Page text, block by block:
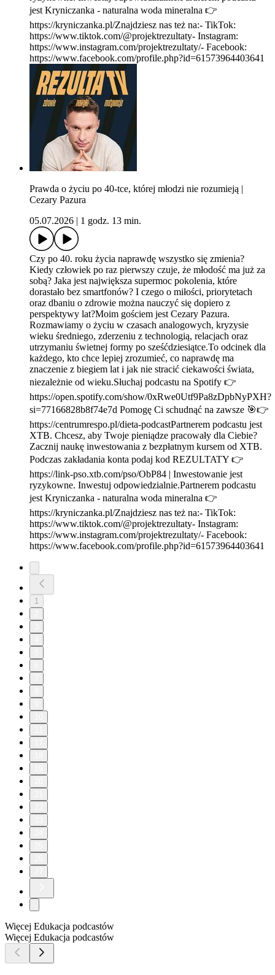
jest Kryniczanka - naturalna woda mineralna 👉
https://kryniczanka.pl/Znajdziesz nas też na:- TikTok:
https://www.tiktok.com/@projektrezultaty- Instagram:
https://www.instagram.com/projektrezultaty/- Facebook:
https://www.facebook.com/profile.php?id=61573964403641
Prawda o życiu po 40-tce, której młodzi nie rozumieją |
Cezary Pazura
05.07.2026
1 godz. 13 min.
Czy po 40. roku życia naprawdę wszystko się zmienia?
Kiedy człowiek po raz pierwszy czuje, że młodość ma już za
sobą? Jaka jest największa supermoc pokolenia, które
dorastało bez smartfonów? I czego o miłości, priorytetach
oraz dbaniu o zdrowie można nauczyć się dopiero z
perspektywy lat?Moim gościem jest Cezary Pazura.
Rozmawiamy o życiu w czasach analogowych, kryzysie
wieku średniego, zderzeniu z technologią, relacjach oraz
utrzymaniu świetnej formy po sześćdziesiątce.To odcinek dla
każdego, kto chce lepiej zrozumieć, co naprawdę ma
znaczenie z biegiem lat i jak nie stracić ciekawości świata,
niezależnie od wieku.Słuchaj podcastu na Spotify 👉
https://open.spotify.com/show/0xRwe0Utf9Pa8zDpbNyPXH?
si=77166828b8f74e7d Pomogę Ci schudnąć na zawsze 🎯👉
https://centrumrespo.pl/dieta-podcastPartnerem podcastu jest
XTB. Chcesz, aby Twoje pieniądze pracowały dla Ciebie?
Zacznij naukę inwestowania z bezpłatnym kursem od XTB.
Podczas zakładania konta podaj kod REZULTATY 👉
https://link-pso.xtb.com/pso/ObP84 | Inwestowanie jest
ryzykowne. Inwestuj odpowiedzialnie.Partnerem podcastu
jest Kryniczanka - naturalna woda mineralna 👉
https://kryniczanka.pl/Znajdziesz nas też na:- TikTok:
https://www.tiktok.com/@projektrezultaty- Instagram:
https://www.instagram.com/projektrezultaty/- Facebook:
https://www.facebook.com/profile.php?id=61573964403641
1
Więcej Edukacja podcastów
Więcej Edukacja podcastów